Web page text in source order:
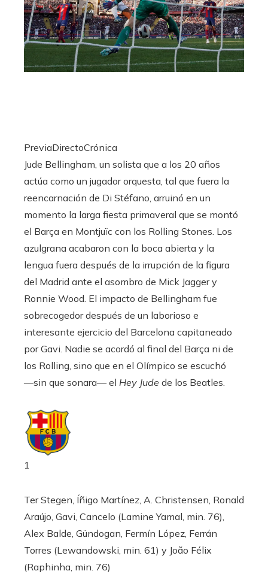
PreviaDirectoCrónica
Jude Bellingham, un solista que a los 20 años
actúa como un jugador orquesta, tal que fuera la
reencarnación de Di Stéfano, arruinó en un
momento la larga fiesta primaveral que se montó
el Barça en Montjuïc con los Rolling Stones. Los
azulgrana acabaron con la boca abierta y la
lengua fuera después de la irrupción de la figura
del Madrid ante el asombro de Mick Jagger y
Ronnie Wood. El impacto de Bellingham fue
sobrecogedor después de un laborioso e
interesante ejercicio del Barcelona capitaneado
por Gavi. Nadie se acordó al final del Barça ni de
los Rolling, sino que en el Olímpico se escuchó
―sin que sonara― el Hey Jude de los Beatles.
1
Ter Stegen, Íñigo Martínez, A. Christensen, Ronald
Araújo, Gavi, Cancelo (Lamine Yamal, min. 76),
Alex Balde, Gündogan, Fermín López, Ferrán
Torres (Lewandowski, min. 61) y João Félix
(Raphinha, min. 76)